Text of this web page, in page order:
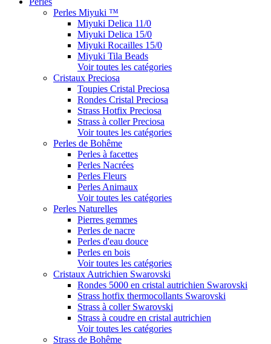
Perles Miyuki ™
Miyuki Delica 11/0
Miyuki Delica 15/0
Miyuki Rocailles 15/0
Miyuki Tila Beads
Voir toutes les catégories
Cristaux Preciosa
Toupies Cristal Preciosa
Rondes Cristal Preciosa
Strass Hotfix Preciosa
Strass à coller Preciosa
Voir toutes les catégories
Perles de Bohême
Perles à facettes
Perles Nacrées
Perles Fleurs
Perles Animaux
Voir toutes les catégories
Perles Naturelles
Pierres gemmes
Perles de nacre
Perles d'eau douce
Perles en bois
Voir toutes les catégories
Cristaux Autrichien Swarovski
Rondes 5000 en cristal autrichien Swarovski
Strass hotfix thermocollants Swarovski
Strass à coller Swarovski
Strass à coudre en cristal autrichien
Voir toutes les catégories
Strass de Bohême